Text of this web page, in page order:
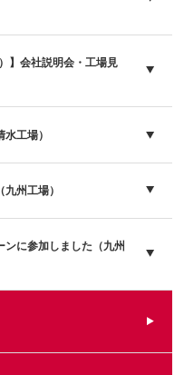
】会社説明会・工場見
工場）
州工場）
ンに参加しました（九州